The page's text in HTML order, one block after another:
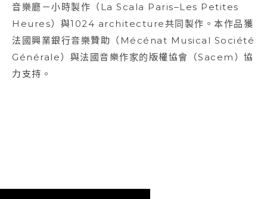
音樂廳－小時製作（La Scala Paris–Les Petites
Heures）與1024 architecture共同製作。本作品獲
法國興業銀行音樂贊助（Mécénat Musical Société
Générale）與法國音樂作家的版權協會（Sacem）協
力支持。